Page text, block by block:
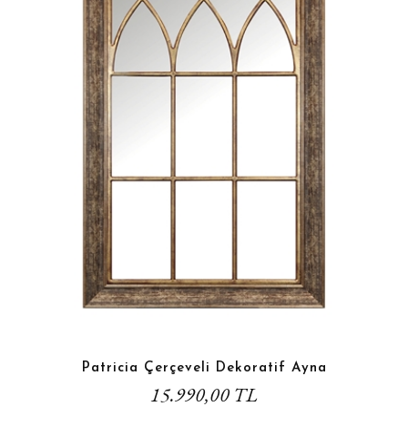
Patricia Çerçeveli Dekoratif Ayna
15.990,00 TL